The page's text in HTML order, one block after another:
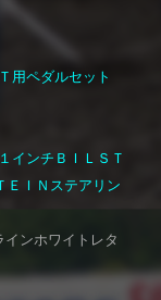
用ペダルセット
インチＢＩＬＳＴ
ＥＩＮステアリン
ンホワイトレタ